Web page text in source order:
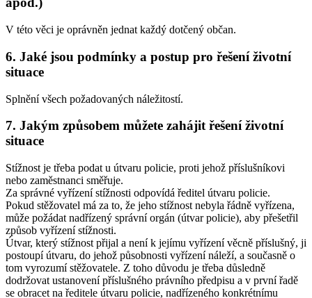
V této věci je oprávněn jednat každý dotčený občan.
6. Jaké jsou podmínky a postup pro řešení životní
situace
Splnění všech požadovaných náležitostí.
7. Jakým způsobem můžete zahájit řešení životní
situace
Stížnost je třeba podat u útvaru policie, proti jehož příslušníkovi
nebo zaměstnanci směřuje.
Za správné vyřízení stížnosti odpovídá ředitel útvaru policie.
Pokud stěžovatel má za to, že jeho stížnost nebyla řádně vyřízena,
může požádat nadřízený správní orgán (útvar policie), aby přešetřil
způsob vyřízení stížnosti.
Útvar, který stížnost přijal a není k jejímu vyřízení věcně příslušný, ji
postoupí útvaru, do jehož působnosti vyřízení náleží, a současně o
tom vyrozumí stěžovatele. Z toho důvodu je třeba důsledně
dodržovat ustanovení příslušného právního předpisu a v první řadě
se obracet na ředitele útvaru policie, nadřízeného konkrétnímu